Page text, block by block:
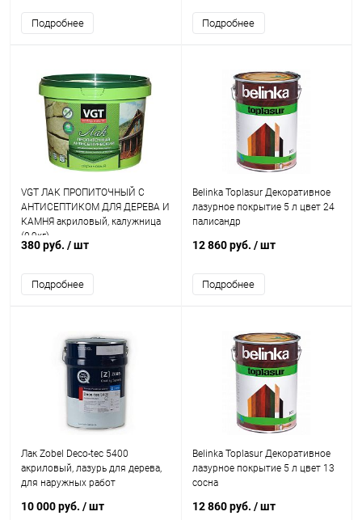
Подробнее Подробнее
VGT ЛАК ПРОПИТОЧНЫЙ С
АНТИСЕПТИКОМ ДЛЯ ДЕРЕВА И
КАМНЯ акриловый, калужница
(0,9кг)
380 руб. / шт
Подробнее
Belinka Toplasur Декоративное
лазурное покрытие 5 л цвет 24
палисандр
12 860 руб. / шт
Подробнее
Лак Zobel Deco-tec 5400
акриловый, лазурь для дерева,
для наружных работ
10 000 руб. / шт
Belinka Toplasur Декоративное
лазурное покрытие 5 л цвет 13
сосна
12 860 руб. / шт